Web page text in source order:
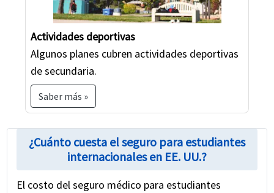
Actividades deportivas
Algunos planes cubren actividades deportivas
de secundaria.
Saber más »
¿Cuánto cuesta el seguro para estudiantes
internacionales en EE. UU.?
El costo del seguro médico para estudiantes